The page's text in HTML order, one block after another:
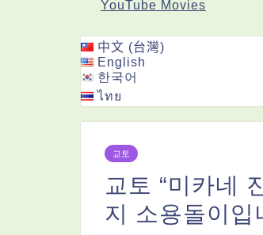
YouTube Movies
中文 (台灣)
English
한국어
ไทย
교토
교토 “미카네
지 소용돌이입